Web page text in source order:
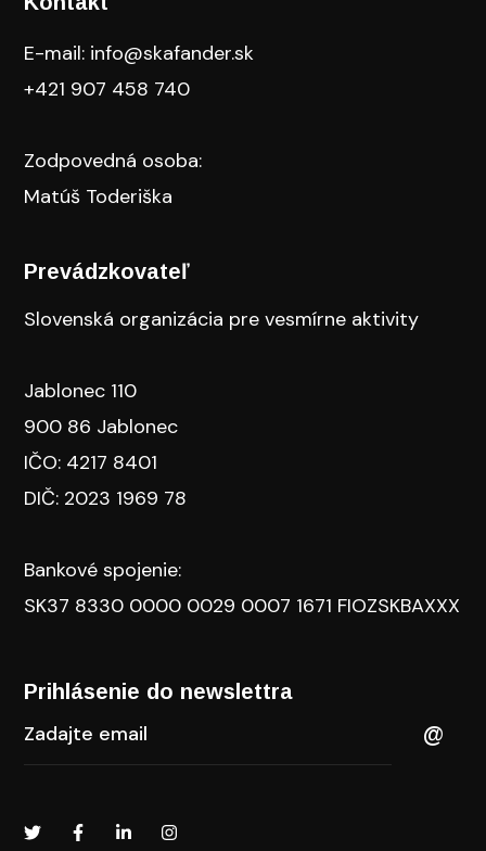
E-mail: info@skafander.sk
+421 907 458 740
Zodpovedná osoba:
Matúš Toderiška
Prevádzkovateľ
Slovenská organizácia pre vesmírne aktivity
Jablonec 110
900 86 Jablonec
IČO: 4217 8401
DIČ: 2023 1969 78
Bankové spojenie:
SK37 8330 0000 0029 0007 1671 FIOZSKBAXXX
Prihlásenie do newslettra​